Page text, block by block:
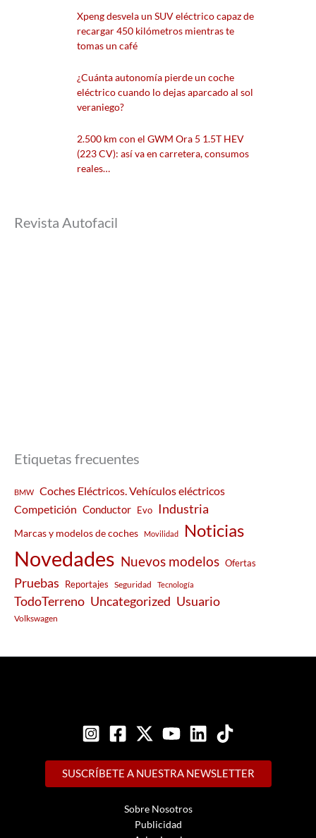
Xpeng desvela un SUV eléctrico capaz de
recargar 450 kilómetros mientras te
tomas un café
¿Cuánta autonomía pierde un coche
eléctrico cuando lo dejas aparcado al sol
veraniego?
2.500 km con el GWM Ora 5 1.5T HEV
(223 CV): así va en carretera, consumos
reales…
Revista Autofacil
Etiquetas frecuentes
BMW
Coches Eléctricos. Vehículos eléctricos
Competición Conductor Evo Industria
Marcas y modelos de coches Movilidad Noticias
Novedades Nuevos modelos Ofertas
Pruebas Reportajes Seguridad Tecnología
TodoTerreno Uncategorized Usuario
Volkswagen
SUSCRÍBETE A NUESTRA NEWSLETTER
Sobre Nosotros
Publicidad